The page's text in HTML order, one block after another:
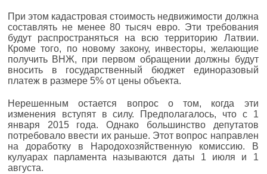
При этом кадастровая стоимость недвижимости должна
составлять не менее 80 тысяч евро. Эти требования
будут распространяться на всю территорию Латвии.
Кроме того, по новому закону, инвесторы, желающие
получить ВНЖ, при первом обращении должны будут
вносить в государственный бюджет единоразовый
платеж в размере 5% от цены объекта.
Нерешенным остается вопрос о том, когда эти
изменения вступят в силу. Предполагалось, что с 1
января 2015 года. Однако большинство депутатов
потребовало ввести их раньше. Этот вопрос направлен
на доработку в Народохозяйственную комиссию. В
кулуарах парламента называются даты 1 июля и 1
августа.